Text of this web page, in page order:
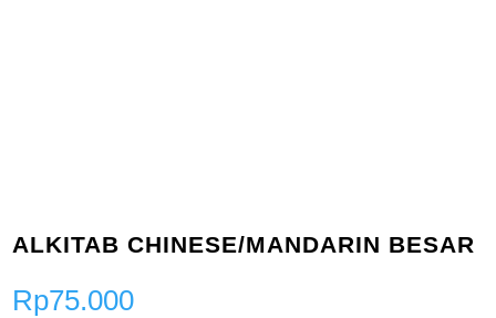
ALKITAB CHINESE/MANDARIN BESAR
Rp75.000